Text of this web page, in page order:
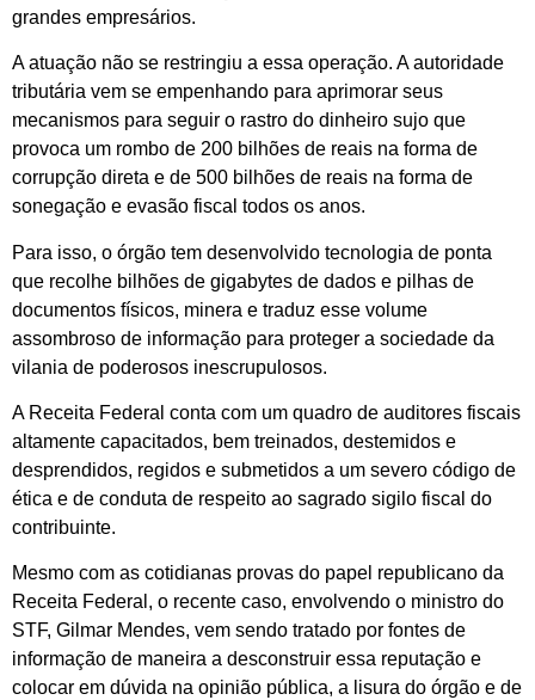
grandes empresários.
A atuação não se restringiu a essa operação. A autoridade
tributária vem se empenhando para aprimorar seus
mecanismos para seguir o rastro do dinheiro sujo que
provoca um rombo de 200 bilhões de reais na forma de
corrupção direta e de 500 bilhões de reais na forma de
sonegação e evasão fiscal todos os anos.
Para isso, o órgão tem desenvolvido tecnologia de ponta
que recolhe bilhões de gigabytes de dados e pilhas de
documentos físicos, minera e traduz esse volume
assombroso de informação para proteger a sociedade da
vilania de poderosos inescrupulosos.
A Receita Federal conta com um quadro de auditores fiscais
altamente capacitados, bem treinados, destemidos e
desprendidos, regidos e submetidos a um severo código de
ética e de conduta de respeito ao sagrado sigilo fiscal do
contribuinte.
Mesmo com as cotidianas provas do papel republicano da
Receita Federal, o recente caso, envolvendo o ministro do
STF, Gilmar Mendes, vem sendo tratado por fontes de
informação de maneira a desconstruir essa reputação e
colocar em dúvida na opinião pública, a lisura do órgão e de